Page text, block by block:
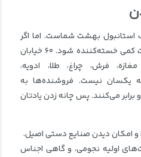
استانبول بهشت شماست. اما اگر
نه، صادقانه بگویم: ممکن است کمی خسته‌کننده شود. ۶۰ خیابان
سرپوشیده، بیش از ۴۰۰۰ مغازه، فرش، چراغ، طلا، ادویه،
یکسان نیست. فروشنده‌ها به
می‌کنند. پس چانه زدن یادتان
و امکان دیدن صنایع دستی اصیل.
اولیه نجومی، و گاهی اجناس